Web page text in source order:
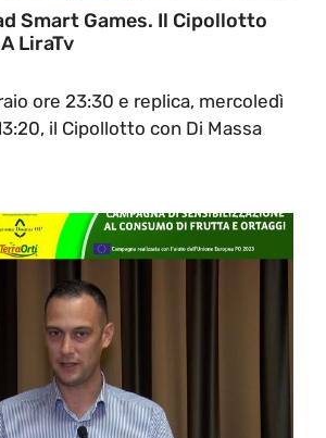
Smart Games. Il Cipollotto
LiraTv
ore 23:30 e replica, mercoledì
il Cipollotto con Di Massa